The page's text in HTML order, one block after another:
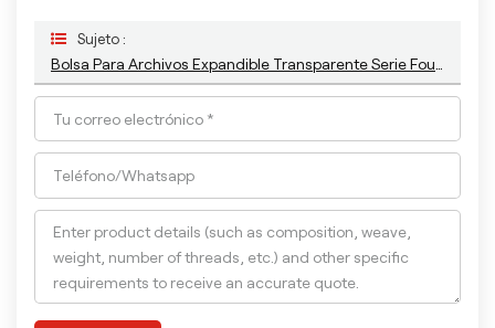
Sujeto :